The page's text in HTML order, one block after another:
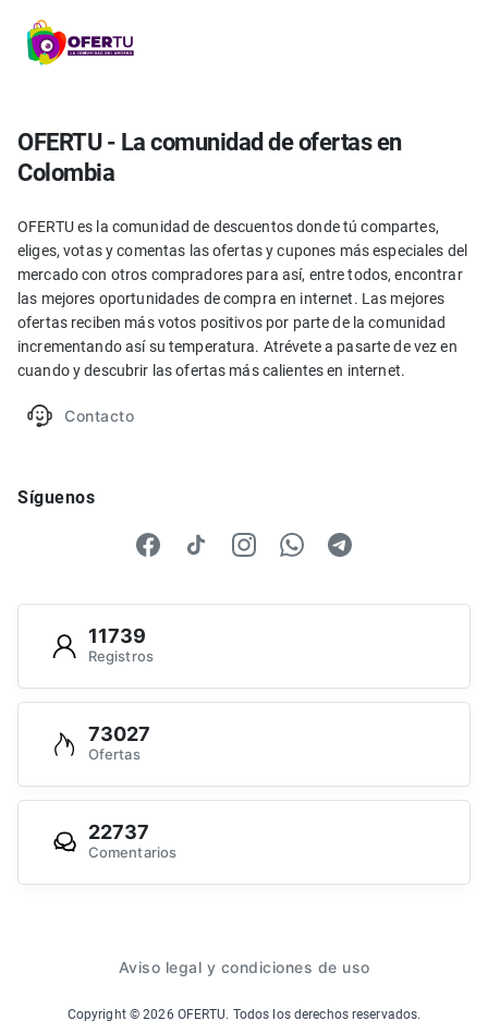
OFERTU - La comunidad de ofertas en
Colombia
OFERTU es la comunidad de descuentos donde tú compartes,
eliges, votas y comentas las ofertas y cupones más especiales del
mercado con otros compradores para así, entre todos, encontrar
las mejores oportunidades de compra en internet. Las mejores
ofertas reciben más votos positivos por parte de la comunidad
incrementando así su temperatura. Atrévete a pasarte de vez en
cuando y descubrir las ofertas más calientes en internet.
Contacto
Síguenos
11739
Registros
73027
Ofertas
22737
Comentarios
Aviso legal y condiciones de uso
Copyright ©2026 OFERTU. Todos los derechos reservados.